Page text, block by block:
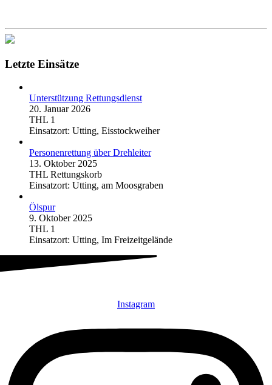
Letzte Einsätze
Unterstützung Rettungsdienst
20. Januar 2026
THL 1
Einsatzort: Utting, Eisstockweiher
Personenrettung über Drehleiter
13. Oktober 2025
THL Rettungskorb
Einsatzort: Utting, am Moosgraben
Ölspur
9. Oktober 2025
THL 1
Einsatzort: Utting, Im Freizeitgelände
Instagram